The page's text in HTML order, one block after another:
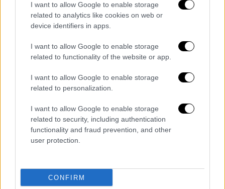
I want to allow Google to enable storage
related to analytics like cookies on web or
device identifiers in apps.
I want to allow Google to enable storage
related to functionality of the website or app.
I want to allow Google to enable storage
related to personalization.
I want to allow Google to enable storage
related to security, including authentication
functionality and fraud prevention, and other
user protection.
CONFIRM
καριόκα με τζελ παλαιωμένου
τσιπουρότυρου και μπισκουί φράουλας.
Ο Executive Chef του ομίλου Electra, Σάκης Βενέτης